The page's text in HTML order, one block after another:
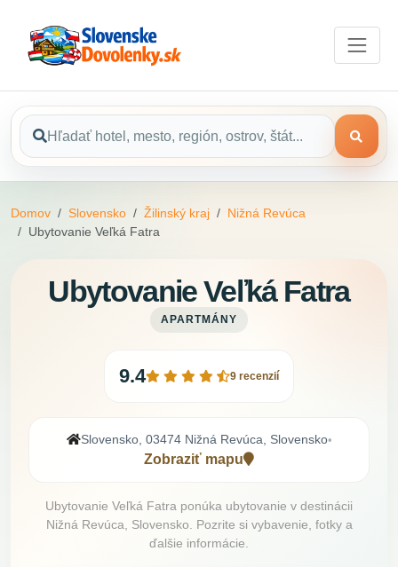
Domov Slovensko Žilinský kraj
Nižná Revúca
Ubytovanie Veľká Fatra
Ubytovanie Veľká Fatra
APARTMÁNY
9.4 9 recenzií
Slovensko, 03474 Nižná Revúca, Slovensko•
Zobraziť mapu
Ubytovanie Veľká Fatra ponúka ubytovanie v destinácii
Nižná Revúca, Slovensko. Pozrite si vybavenie, fotky a
ďalšie informácie.